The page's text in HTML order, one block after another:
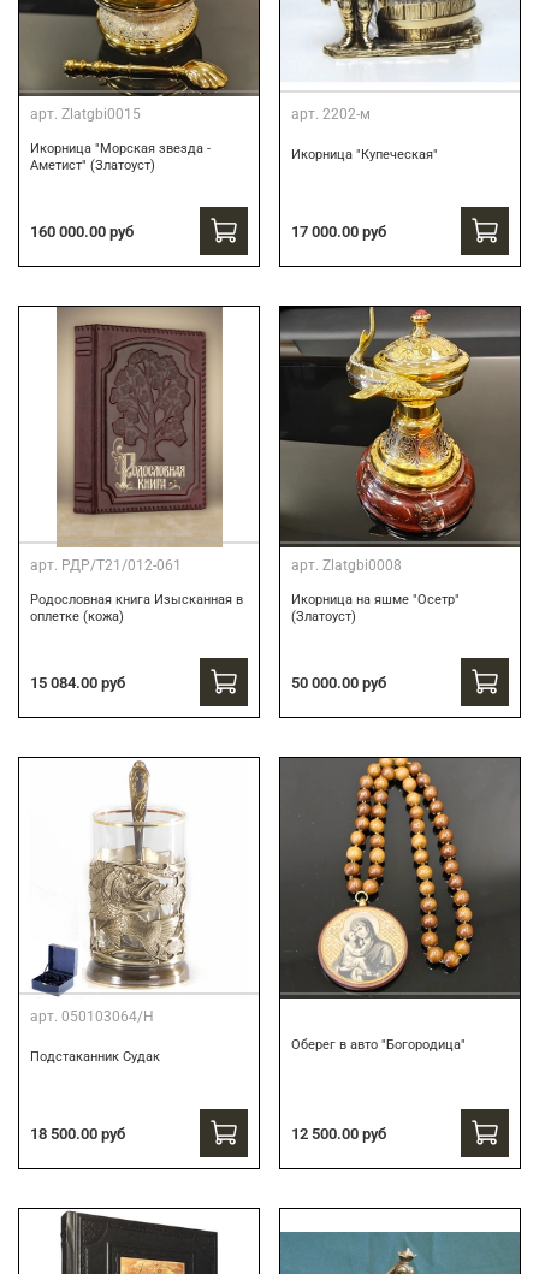
арт. Zlatgbi0015
Икорница "Морская звезда -
Аметист" (Златоуст)
160 000.00 руб
арт. 2202-м
Икорница "Купеческая"
17 000.00 руб
арт. РДР/Т21/012-061
Родословная книга Изысканная в
оплетке (кожа)
15 084.00 руб
арт. Zlatgbi0008
Икорница на яшме "Осетр"
(Златоуст)
50 000.00 руб
арт. 050103064/Н
Подстаканник Судак
18 500.00 руб
Оберег в авто "Богородица"
12 500.00 руб